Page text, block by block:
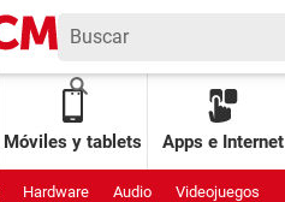
Móviles y tablets Apps e Internet
Hardware Audio Videojuegos